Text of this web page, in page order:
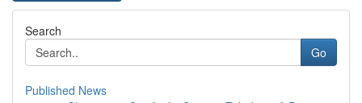
Search
Go
Published News